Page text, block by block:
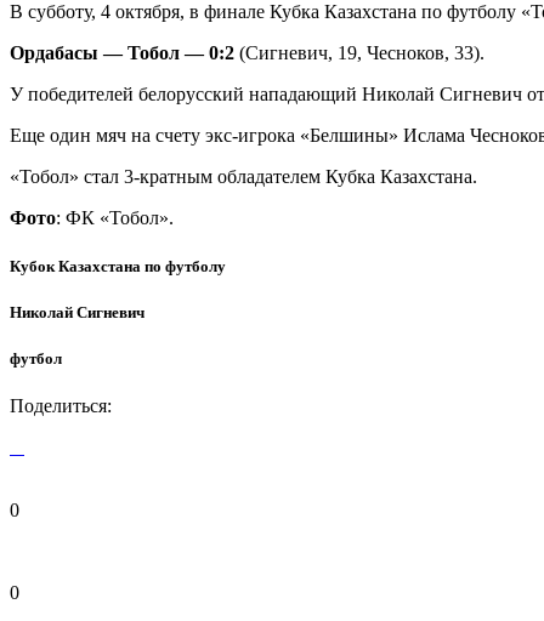
В субботу, 4 октября, в финале Кубка Казахстана по футболу
Ордабасы — Тобол — 0:2 (Сигневич, 19, Чесноков, 33).
У победителей белорусский нападающий Николай Сигневич
Еще один мяч на счету экс-игрока «Белшины» Ислама
«Тобол» стал 3-кратным обладателем Кубка Казахстана.
Фото: ФК «Тобол».
Кубок Казахстана по футболу
Николай Сигневич
футбол
Поделиться:
0
0